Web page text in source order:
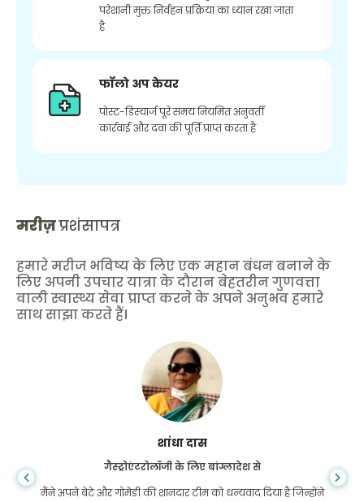
परेशानी मुक्त निर्वहन प्रक्रिया का ध्यान रखा जाता
है
फॉलो अप केयर
पोस्ट-डिस्चार्ज पूरे समय नियमित अनुवर्ती
कार्रवाई और दवा की पूर्ति प्राप्त करता है
मरीज़प्रशंसापत्र
हमारे मरीज भविष्य के लिए एक महान बंधन बनाने के
लिए अपनी उपचार यात्रा के दौरान बेहतरीन गुणवत्ता
वाली स्वास्थ्य सेवा प्राप्त करने के अपने अनुभव हमारे
साथ साझा करते हैं।
शांधा दास
गैस्ट्रोएंटरोलॉजी के लिए बांग्लादेश से
मैंने अपने बेटे और गोमेडी की शानदार टीम को धन्यवाद दिया है जिन्होंने